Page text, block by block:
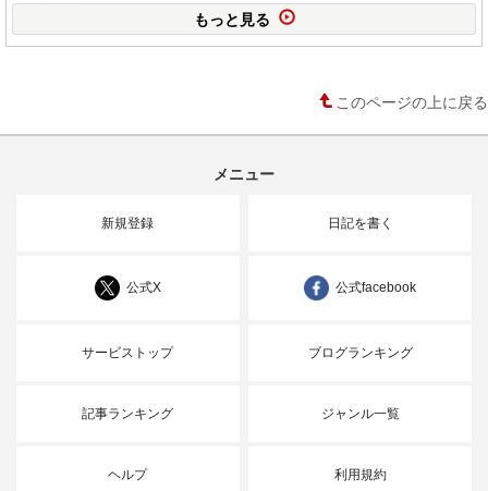
もっと見る
このページの上に戻る
メニュー
新規登録 日記を書く
公式X 公式facebook
サービストップ ブログランキング
記事ランキング ジャンル一覧
ヘルプ 利用規約